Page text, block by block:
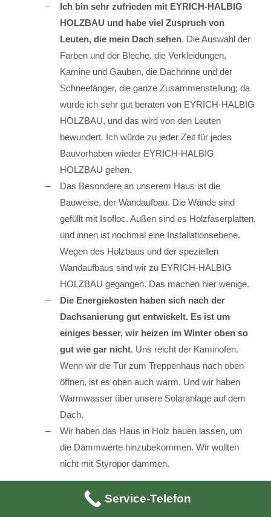
Ich bin sehr zufrieden mit EYRICH-HALBIG
HOLZBAU und habe viel Zuspruch von
Leuten, die mein Dach sehen. Die Auswahl der
Farben und der Bleche, die Verkleidungen,
Kamine und Gauben, die Dachrinne und der
Schneefänger, die ganze Zusammenstellung; da
wurde ich sehr gut beraten von EYRICH-HALBIG
HOLZBAU, und das wird von den Leuten
bewundert. Ich würde zu jeder Zeit für jedes
Bauvorhaben wieder EYRICH-HALBIG
HOLZBAU gehen.
Das Besondere an unserem Haus ist die
Bauweise, der Wandaufbau. Die Wände sind
gefüllt mit Isofloc. Außen sind es Holzfaserplatten,
und innen ist nochmal eine Installationsebene.
Wegen des Holzbaus und der speziellen
Wandaufbaus sind wir zu EYRICH-HALBIG
HOLZBAU gegangen. Das machen hier wenige.
Die Energiekosten haben sich nach der
Dachsanierung gut entwickelt. Es ist um
einiges besser, wir heizen im Winter oben so
gut wie gar nicht. Uns reicht der Kaminofen.
Wenn wir die Tür zum Treppenhaus nach oben
öffnen, ist es oben auch warm. Und wir haben
Warmwasser über unsere Solaranlage auf dem
Dach.
Wir haben das Haus in Holz bauen lassen, um
die Dämmwerte hinzubekommen. Wir wollten
nicht mit Styropor dämmen.
Quelle: Auszüge aus unserer Kundenbefragung 2017 zum
Service-Telefon